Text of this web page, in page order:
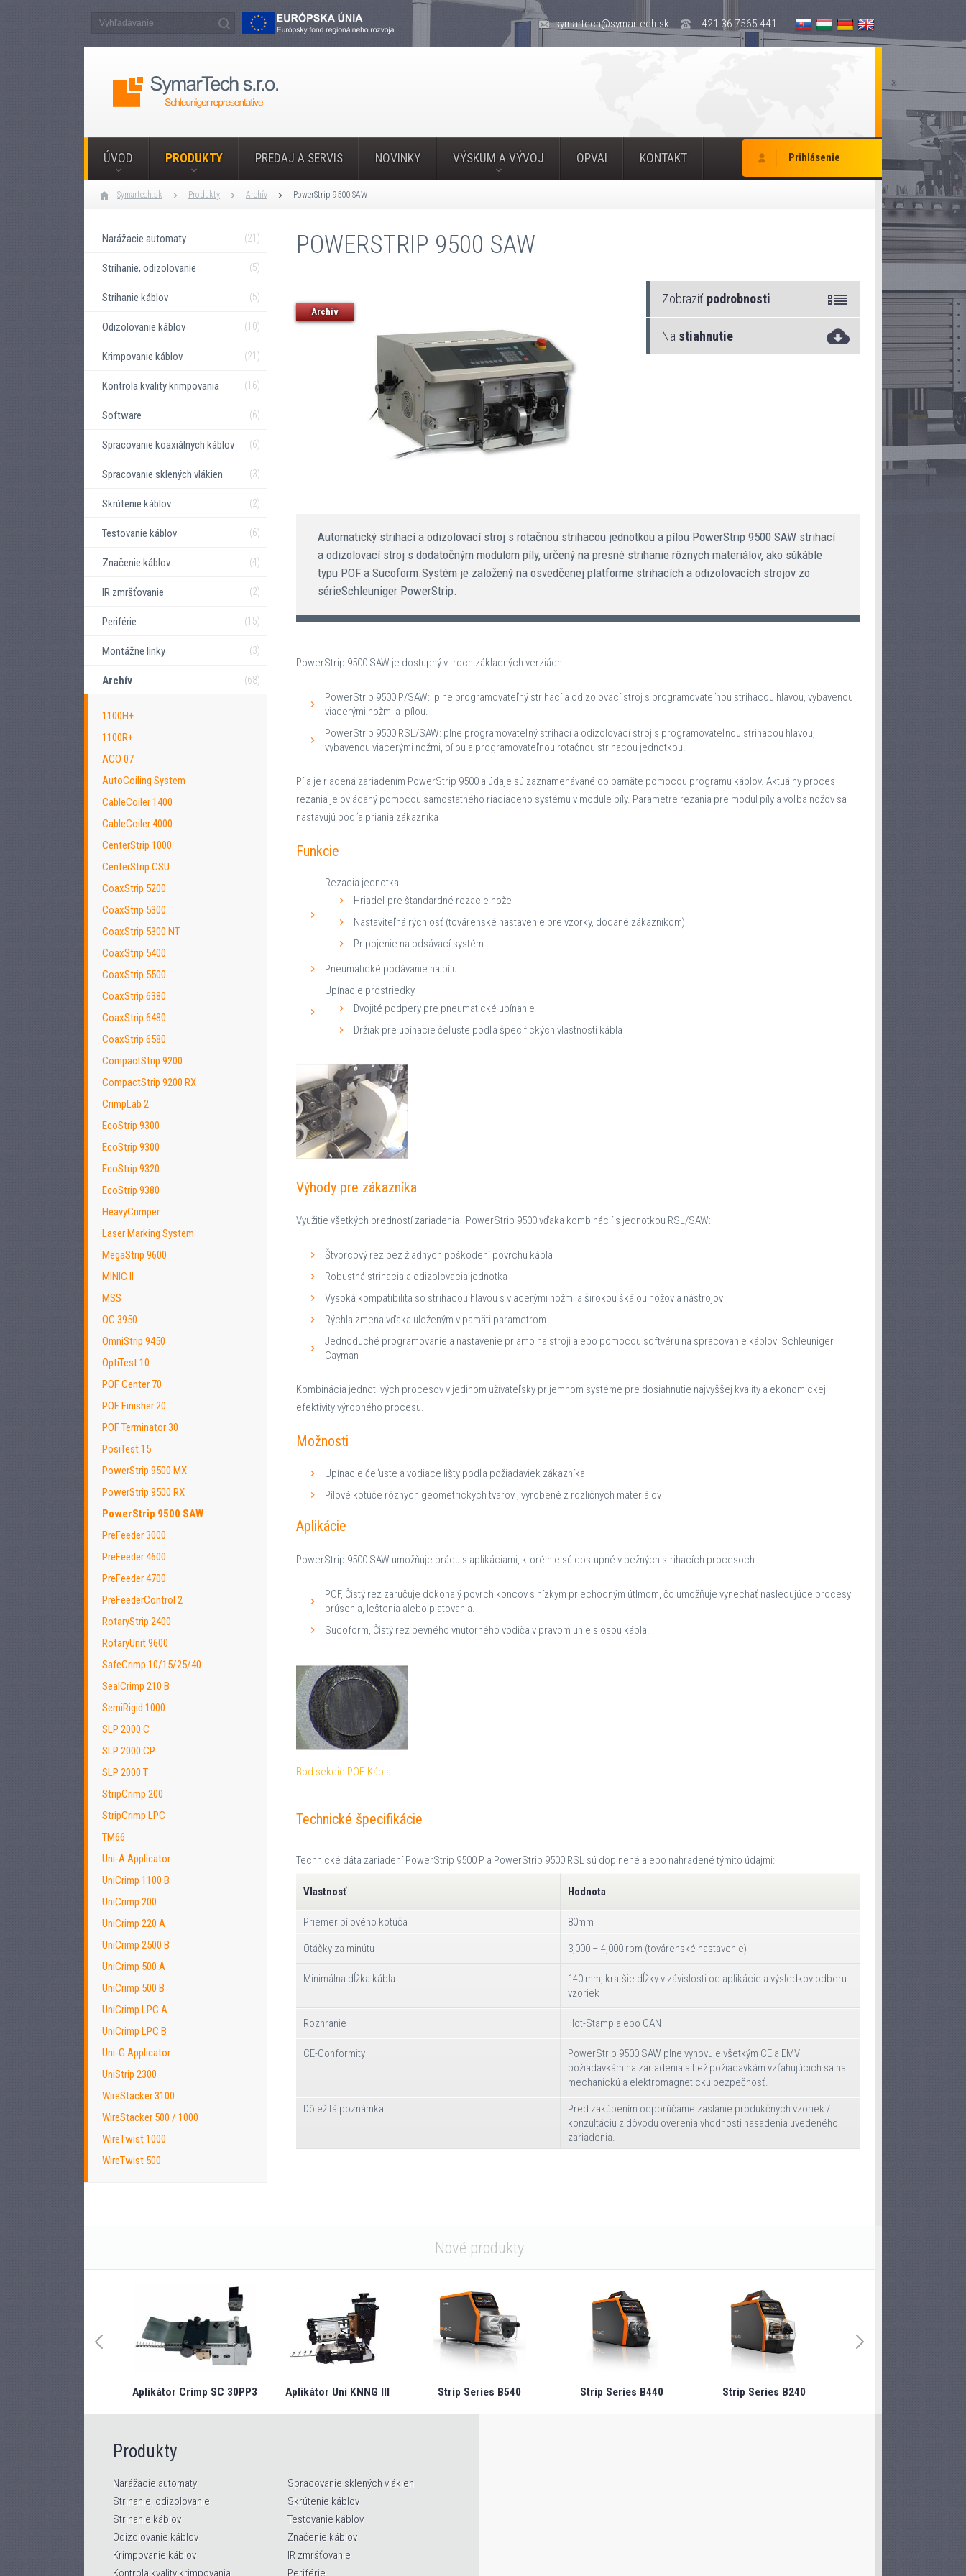
symartech@symartech.sk +421 36 7565 441
Prihlásenie
ÚVOD PRODUKTY PREDAJ A SERVIS NOVINKY VÝSKUM A VÝVOJ OPVAI KONTAKT
Symartech.sk Produkty Archív PowerStrip 9500 SAW
Narážacie automaty (21)
Strihanie, odizolovanie (5)
Strihanie káblov (5)
Odizolovanie káblov (10)
Krimpovanie káblov (21)
Kontrola kvality krimpovania (16)
Software (6)
Spracovanie koaxiálnych káblov (6)
Spracovanie sklených vlákien (3)
Skrútenie káblov (2)
Testovanie káblov (6)
Značenie káblov (4)
IR zmršťovanie (2)
Periférie (15)
Montážne linky (3)
Archív (68)
1100H+
1100R+
ACO 07
AutoCoiling System
CableCoiler 1400
CableCoiler 4000
CenterStrip 1000
CenterStrip CSU
CoaxStrip 5200
CoaxStrip 5300
CoaxStrip 5300 NT
CoaxStrip 5400
CoaxStrip 5500
CoaxStrip 6380
CoaxStrip 6480
CoaxStrip 6580
CompactStrip 9200
CompactStrip 9200 RX
CrimpLab 2
EcoStrip 9300
EcoStrip 9300
EcoStrip 9320
EcoStrip 9380
HeavyCrimper
Laser Marking System
MegaStrip 9600
MINIC II
MSS
OC 3950
OmniStrip 9450
OptiTest 10
POF Center 70
POF Finisher 20
POF Terminator 30
PosiTest 15
PowerStrip 9500 MX
PowerStrip 9500 RX
PowerStrip 9500 SAW
PreFeeder 3000
PreFeeder 4600
PreFeeder 4700
PreFeederControl 2
RotaryStrip 2400
RotaryUnit 9600
SafeCrimp 10/15/25/40
SealCrimp 210 B
SemiRigid 1000
SLP 2000 C
SLP 2000 CP
SLP 2000 T
StripCrimp 200
StripCrimp LPC
TM66
Uni-A Applicator
UniCrimp 1100 B
UniCrimp 200
UniCrimp 220 A
UniCrimp 2500 B
UniCrimp 500 A
UniCrimp 500 B
UniCrimp LPC A
UniCrimp LPC B
Uni-G Applicator
UniStrip 2300
WireStacker 3100
WireStacker 500 / 1000
WireTwist 1000
WireTwist 500
POWERSTRIP 9500 SAW
Archív
Zobraziť podrobnosti
Na stiahnutie
Automatický strihací a odizolovací stroj s rotačnou strihacou jednotkou a pílou PowerStrip 9500 SAW strihací
a odizolovací stroj s dodatočným modulom píly, určený na presné strihanie rôznych materiálov, ako súkáble
typu POF a Sucoform.Systém je založený na osvedčenej platforme strihacích a odizolovacích strojov zo
sérieSchleuniger PowerStrip.
PowerStrip 9500 SAW je dostupný v troch základných verziách:
PowerStrip 9500 P/SAW: plne programovateľný strihací a odizolovací stroj s programovateľnou strihacou hlavou, vybavenou
viacerými nožmi a pílou.
PowerStrip 9500 RSL/SAW: plne programovateľný strihací a odizolovací stroj s programovateľnou strihacou hlavou,
vybavenou viacerými nožmi, pílou a programovateľnou rotačnou strihacou jednotkou.
Píla je riadená zariadením PowerStrip 9500 a údaje sú zaznamenávané do pamäte pomocou programu káblov. Aktuálny proces
rezania je ovládaný pomocou samostatného riadiaceho systému v module píly. Parametre rezania pre modul píly a voľba nožov sa
nastavujú podľa priania zákazníka
Funkcie
Rezacia jednotka
Hriadeľ pre štandardné rezacie nože
Nastaviteľná rýchlosť (továrenské nastavenie pre vzorky, dodané zákazníkom)
Pripojenie na odsávací systém
Pneumatické podávanie na pílu
Upínacie prostriedky
Dvojité podpery pre pneumatické upínanie
Držiak pre upínacie čeľuste podľa špecifických vlastností kábla
Výhody pre zákazníka
Využitie všetkých predností zariadenia PowerStrip 9500 vďaka kombinácií s jednotkou RSL/SAW:
Štvorcový rez bez žiadnych poškodení povrchu kábla
Robustná strihacia a odizolovacia jednotka
Vysoká kompatibilita so strihacou hlavou s viacerými nožmi a širokou škálou nožov a nástrojov
Rýchla zmena vďaka uloženým v pamäti parametrom
Jednoduché programovanie a nastavenie priamo na stroji alebo pomocou softvéru na spracovanie káblov Schleuniger
Cayman
Kombinácia jednotlivých procesov v jedinom užívateľsky prijemnom systéme pre dosiahnutie najvyššej kvality a ekonomickej
efektivity výrobného procesu.
Možnosti
Upínacie čeľuste a vodiace lišty podľa požiadaviek zákazníka
Pílové kotúče rôznych geometrických tvarov , vyrobené z rozličných materiálov
Aplikácie
PowerStrip 9500 SAW umožňuje prácu s aplikáciami, ktoré nie sú dostupné v bežných strihacích procesoch:
POF, Čistý rez zaručuje dokonalý povrch koncov s nízkym priechodným útlmom, čo umožňuje vynechať nasledujúce procesy
brúsenia, leštenia alebo platovania.
Sucoform, Čistý rez pevného vnútorného vodiča v pravom uhle s osou kábla.
Bod sekcie POF-Kábla
Technické špecifikácie
Technické dáta zariadení PowerStrip 9500 P a PowerStrip 9500 RSL sú doplnené alebo nahradené týmito údajmi:
Vlastnosť Hodnota
Priemer pílového kotúča 80mm
Otáčky za minútu 3,000 – 4,000 rpm (továrenské nastavenie)
Minimálna dĺžka kábla
140 mm, kratšie dĺžky v závislosti od aplikácie a výsledkov odberu
vzoriek
Rozhranie Hot-Stamp alebo CAN
CE-Conformity
PowerStrip 9500 SAW plne vyhovuje všetkým CE a EMV
požiadavkám na zariadenia a tiež požiadavkám vzťahujúcich sa na
mechanickú a elektromagnetickú bezpečnosť.
Dôležitá poznámka
Pred zakúpením odporúčame zaslanie produkčných vzoriek /
konzultáciu z dôvodu overenia vhodnosti nasadenia uvedeného
zariadenia.
Nové produkty
Aplikátor Crimp SC 30PP3 Aplikátor Uni KNNG III Strip Series B540 Strip Series B440 Strip Series B240
Produkty
Narážacie automaty
Strihanie, odizolovanie
Strihanie káblov
Odizolovanie káblov
Krimpovanie káblov
Kontrola kvality krimpovania
Spracovanie sklených vlákien
Skrútenie káblov
Testovanie káblov
Značenie káblov
IR zmršťovanie
Periférie